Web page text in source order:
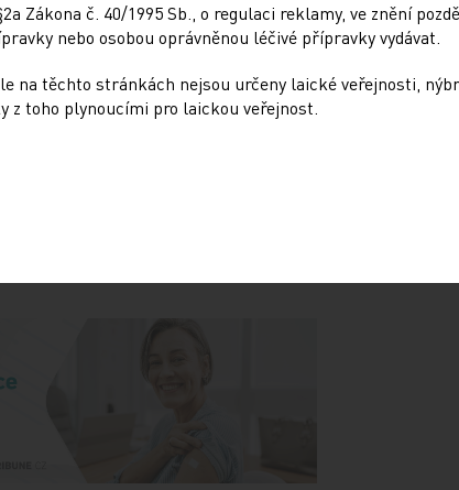
Zákona č. 40/1995 Sb., o regulaci reklamy, ve znění
nebo osobou oprávněnou léčivé přípravky vydávat.
na těchto stránkách nejsou určeny laické veřejnosti,
z toho plynoucími pro laickou veřejnost.